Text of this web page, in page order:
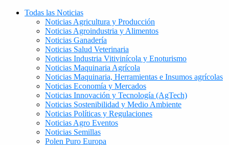
Todas las Noticias
Noticias Agricultura y Producción
Noticias Agroindustria y Alimentos
Noticias Ganadería
Noticias Salud Veterinaria
Noticias Industria Vitivinícola y Enoturismo
Noticias Maquinaria Agrícola
Noticias Maquinaria, Herramientas e Insumos agrícolas
Noticias Economía y Mercados
Noticias Innovación y Tecnología (AgTech)
Noticias Sostenibilidad y Medio Ambiente
Noticias Políticas y Regulaciones
Noticias Agro Eventos
Noticias Semillas
Polen Puro Europa